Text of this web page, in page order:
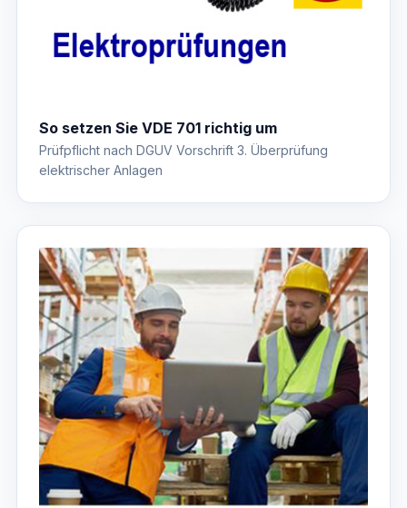
So setzen Sie VDE 701 richtig um
Prüfpflicht nach DGUV Vorschrift 3. Überprüfung
elektrischer Anlagen